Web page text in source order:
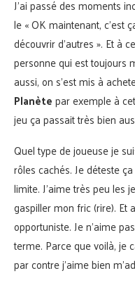
J’ai passé des moments
le « OK maintenant, c’est
découvrir d’autres ». Et à
personne qui est toujours
aussi, on s’est mis à
Planètepar exemple à
jeu ça passait très bien
Quel type de joueuse je
rôles cachés. Je déteste
limite. J’aime très peu les
gaspiller mon fric (rire). Et
opportuniste. Je n’aime
terme. Parce que voilà, je
par contre j’aime bien